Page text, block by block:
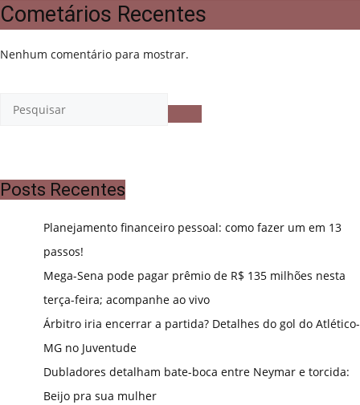
Cometários Recentes
Nenhum comentário para mostrar.
Posts Recentes
Planejamento financeiro pessoal: como fazer um em 13
passos!
Mega-Sena pode pagar prêmio de R$ 135 milhões nesta
terça-feira; acompanhe ao vivo
Árbitro iria encerrar a partida? Detalhes do gol do Atlético-
MG no Juventude
Dubladores detalham bate-boca entre Neymar e torcida:
Beijo pra sua mulher